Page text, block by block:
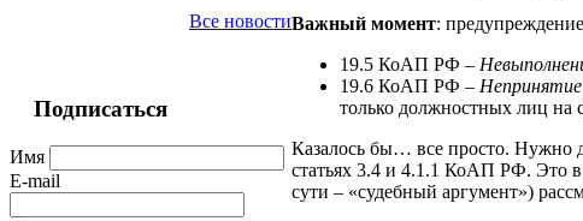
Все новости
Подписаться
Имя
E-mail
Важный момент:
19.5 КоАП РФ –
19.6 КоАП РФ –
только должностных лиц на
Казалось бы… все просто. Нужно
статьях 3.4 и 4.1.1 КоАП РФ. Это в
сути – «судебный аргумент»)